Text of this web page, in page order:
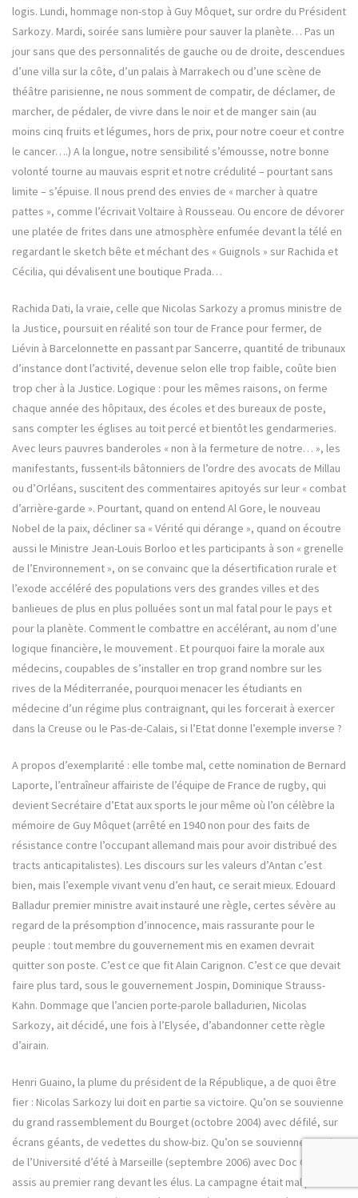
logis. Lundi, hommage non-stop à Guy Môquet, sur ordre du Président
Sarkozy. Mardi, soirée sans lumière pour sauver la planète… Pas un
jour sans que des personnalités de gauche ou de droite, descendues
d’une villa sur la côte, d’un palais à Marrakech ou d’une scène de
théâtre parisienne, ne nous somment de compatir, de déclamer, de
marcher, de pédaler, de vivre dans le noir et de manger sain (au
moins cinq fruits et légumes, hors de prix, pour notre coeur et contre
le cancer….) A la longue, notre sensibilité s’émousse, notre bonne
volonté tourne au mauvais esprit et notre crédulité – pourtant sans
limite – s’épuise. Il nous prend des envies de « marcher à quatre
pattes », comme l’écrivait Voltaire à Rousseau. Ou encore de dévorer
une platée de frites dans une atmosphère enfumée devant la télé en
regardant le sketch bête et méchant des « Guignols » sur Rachida et
Cécilia, qui dévalisent une boutique Prada…
Rachida Dati, la vraie, celle que Nicolas Sarkozy a promus ministre de
la Justice, poursuit en réalité son tour de France pour fermer, de
Liévin à Barcelonnette en passant par Sancerre, quantité de tribunaux
d’instance dont l’activité, devenue selon elle trop faible, coûte bien
trop cher à la Justice. Logique : pour les mêmes raisons, on ferme
chaque année des hôpitaux, des écoles et des bureaux de poste,
sans compter les églises au toit percé et bientôt les gendarmeries.
Avec leurs pauvres banderoles « non à la fermeture de notre… », les
manifestants, fussent-ils bâtonniers de l’ordre des avocats de Millau
ou d’Orléans, suscitent des commentaires apitoyés sur leur « combat
d’arrière-garde ». Pourtant, quand on entend Al Gore, le nouveau
Nobel de la paix, décliner sa « Vérité qui dérange », quand on écoutre
aussi le Ministre Jean-Louis Borloo et les participants à son « grenelle
de l’Environnement », on se convainc que la désertification rurale et
l’exode accéléré des populations vers des grandes villes et des
banlieues de plus en plus polluées sont un mal fatal pour le pays et
pour la planète. Comment le combattre en accélérant, au nom d’une
logique financière, le mouvement . Et pourquoi faire la morale aux
médecins, coupables de s’installer en trop grand nombre sur les
rives de la Méditerranée, pourquoi menacer les étudiants en
médecine d’un régime plus contraignant, qui les forcerait à exercer
dans la Creuse ou le Pas-de-Calais, si l’Etat donne l’exemple inverse ?
A propos d’exemplarité : elle tombe mal, cette nomination de Bernard
Laporte, l’entraîneur affairiste de l’équipe de France de rugby, qui
devient Secrétaire d’Etat aux sports le jour même où l’on célèbre la
mémoire de Guy Môquet (arrêté en 1940 non pour des faits de
résistance contre l’occupant allemand mais pour avoir distribué des
tracts anticapitalistes). Les discours sur les valeurs d’Antan c’est
bien, mais l’exemple vivant venu d’en haut, ce serait mieux. Edouard
Balladur premier ministre avait instauré une règle, certes sévère au
regard de la présomption d’innocence, mais rassurante pour le
peuple : tout membre du gouvernement mis en examen devrait
quitter son poste. C’est ce que fit Alain Carignon. C’est ce que devait
faire plus tard, sous le gouvernement Jospin, Dominique Strauss-
Kahn. Dommage que l’ancien porte-parole balladurien, Nicolas
Sarkozy, ait décidé, une fois à l’Elysée, d’abandonner cette règle
d’airain.
Henri Guaino, la plume du président de la République, a de quoi être
fier : Nicolas Sarkozy lui doit en partie sa victoire. Qu’on se souvienne
du grand rassemblement du Bourget (octobre 2004) avec défilé, sur
écrans géants, de vedettes du show-biz. Qu’on se souvienne aussi
de l’Université d’été à Marseille (septembre 2006) avec Doc Gynéco,
assis au premier rang devant les élus. La campagne était mal partie !